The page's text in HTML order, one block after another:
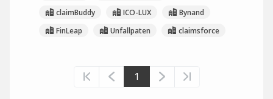
claimBuddy
ICO-LUX
Bynand
FinLeap
Unfallpaten claimsforce
1